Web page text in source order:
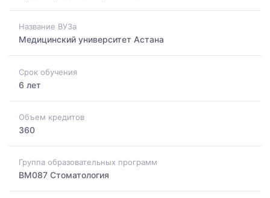
Название ВУЗа
Медицинский университет Астана
Срок обучения
6 лет
Объем кредитов
360
Группа образовательных программ
BM087 Стоматология